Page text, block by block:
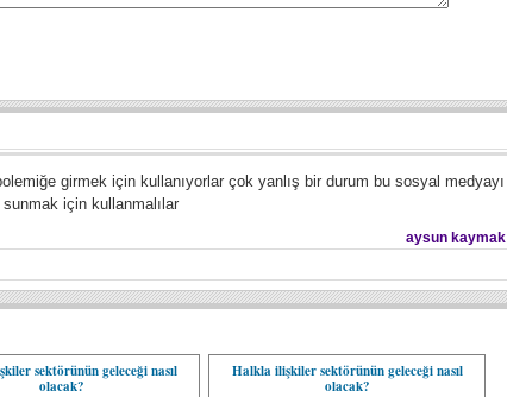
girmek için kullanıyorlar çok yanlış bir durum bu sosyal medyayı
sunmak için kullanmalılar
aysun kaymak
sektörünün geleceği nasıl
olacak?
Halkla ilişkiler sektörünün geleceği nasıl
olacak?